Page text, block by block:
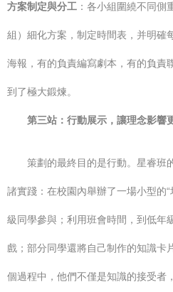
方案制定與分工 ：各小組圍繞不同側
組）細化方案，制定時間表，并明確
海報，有的負責編寫劇本，有的負責
到了極大鍛煉。
第三站：行動展示，讓理念影響
策劃的最終目的是行動。星睿班
諸實踐：在校園內舉辦了一場小型的
級同學參與；利用班會時間，到低年
戲；部分同學還將自己制作的知識卡
個過程中，他們不僅是知識的接受者